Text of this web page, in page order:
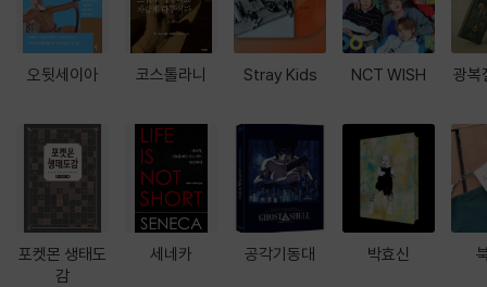
오뒷세이아
포켓몬 생태도
감
코스톨라니
세네카
Stray Kids
공각기동대
NCT WISH
박효신
광복